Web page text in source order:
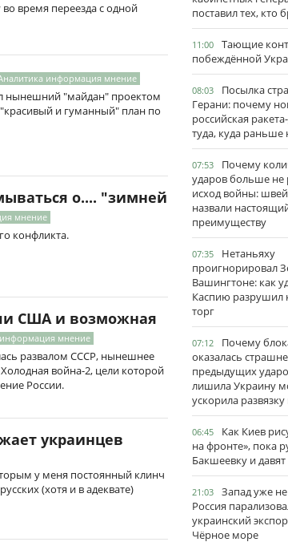
время переезда с одной
информация мнение
нынешний "майдан" проектом
и гуманный" план по
о.... "зимней
мнение
конфликта.
США и возможная
мнение
развалом СССР, нынешнее
война-2, цели которой
России.
украинцев
у меня постоянный клинч
(хотя и в адеквате)
поставил тех, кто
11:00
Тающие
побеждённой
08:03
Посылка
Герани: почему
российская
туда, куда раньше
07:53
Почему
ударов больше не
исход войны:
назвали
преимуществу
07:35
Нетаньяху
проигнорировал
Вашингтоне: как
Каспию разрушил
торг
07:12
Почему
оказалась
предыдущих
лишила Украину
ускорила
06:45
Как Киев
на фронте», пока
Бакшеевку и давят
21:03
Запад уже
Россия
украинский
Чёрное море